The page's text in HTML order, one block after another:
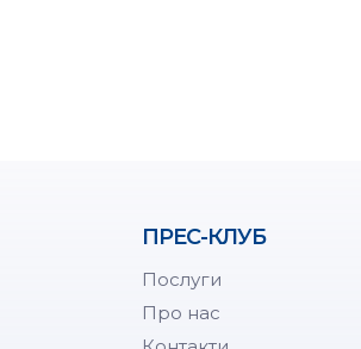
ПРЕС-КЛУБ
Послуги
Про нас